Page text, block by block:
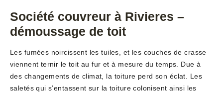
Société couvreur à Rivieres –
démoussage de toit
Les fumées noircissent les tuiles, et les couches de crasse
viennent ternir le toit au fur et à mesure du temps. Due à
des changements de climat, la toiture perd son éclat. Les
saletés qui s’entassent sur la toiture colonisent ainsi les